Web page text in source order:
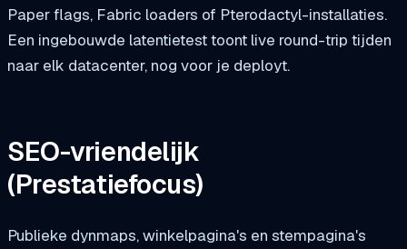
Paper flags, Fabric loaders of Pterodactyl-installaties.
Een ingebouwde latentietest toont live round-trip tijden
naar elk datacenter, nog voor je deployt.
SEO-vriendelijk
(Prestatiefocus)
Publieke dynmaps, winkelpagina's en stempagina's